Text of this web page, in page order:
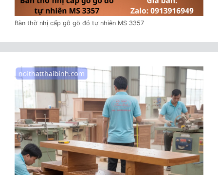
Bàn thờ nhị cấp gỗ gõ đỏ tự nhiên MS 3357